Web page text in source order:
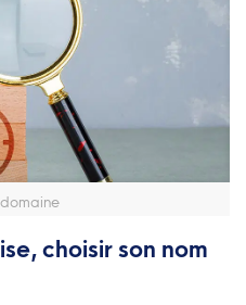
choisir son nom